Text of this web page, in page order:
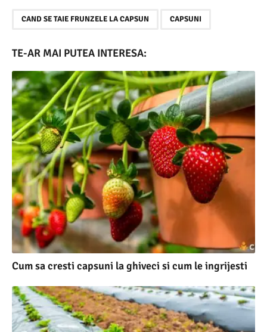
CAND SE TAIE FRUNZELE LA CAPSUN CAPSUNI
TE-AR MAI PUTEA INTERESA:
Cum sa cresti capsuni la ghiveci si cum le ingrijesti